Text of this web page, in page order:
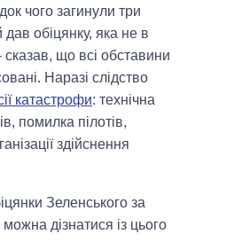
чого загинули три
дав обіцянку, яка не в
сказав, що всі обставини
Наразі слідство
катастрофи: технічна
помилка пілотів,
здійснення
Зеленського за
дізнатися із цього